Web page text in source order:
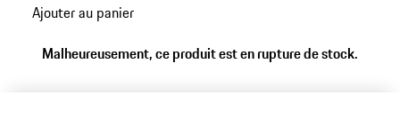
Ajouter au panier
Malheureusement, ce produit est en rupture de stock.